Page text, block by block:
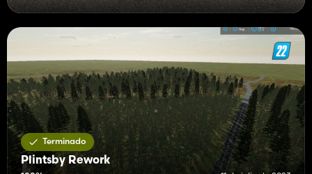
Terminado
Plintsby Rework